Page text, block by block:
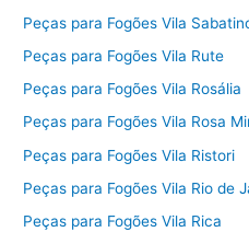
Peças para Fogões Vila
Peças para Fogões Vila Rute
Peças para Fogões Vila Rosália
Peças para Fogões Vila Rosa
Peças para Fogões Vila Ristori
Peças para Fogões Vila Rio de
Peças para Fogões Vila Rica